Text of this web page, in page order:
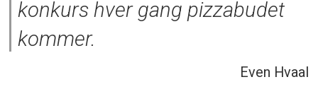
konkurs hver gang pizzabudet
kommer.
Even Hvaal